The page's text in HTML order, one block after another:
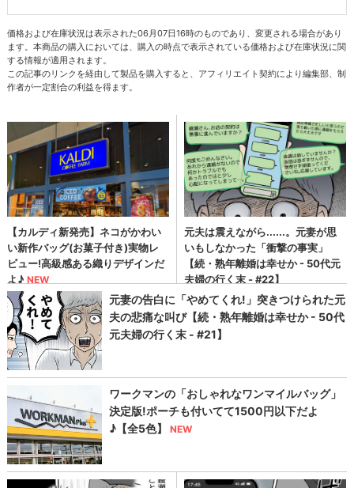
価格および在庫状況は表示された06月07日16時のものであり、変更される場合があり
ます。本商品の購入においては、購入の時点で表示されている価格および在庫状況に関
する情報が適用されます。
この記事のリンクを経由して製品を購入すると、アフィリエイト契約により編集部、制
作者が一定割合の利益を得ます。